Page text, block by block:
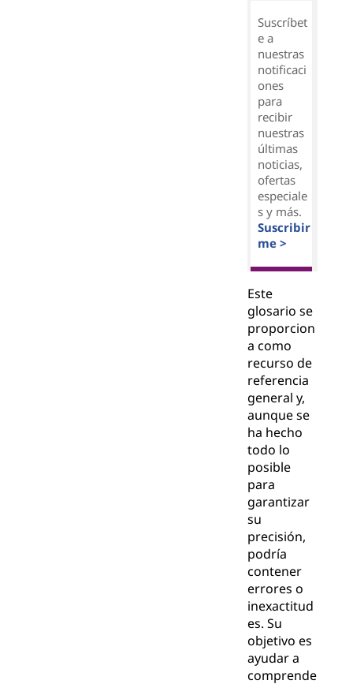
Suscríbet
e a
nuestras
notificaci
ones
para
recibir
nuestras
últimas
noticias,
ofertas
especiale
s y más.
Suscribir
me >
Este
glosario se
proporcion
a como
recurso de
referencia
general y,
aunque se
ha hecho
todo lo
posible
para
garantizar
su
precisión,
podría
contener
errores o
inexactitud
es. Su
objetivo es
ayudar a
comprende